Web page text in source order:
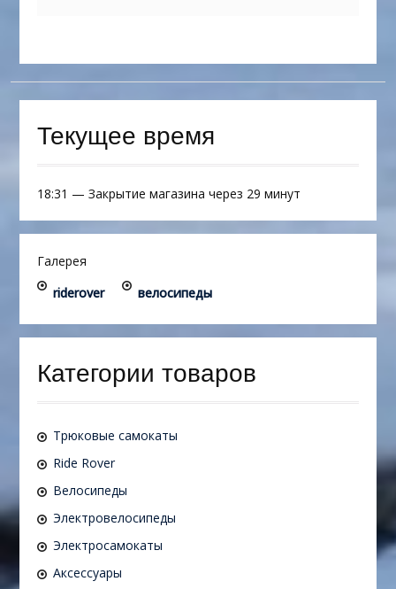
Текущее время
18:31 — Закрытие магазина через 29 минут
Галерея
riderover
велосипеды
Категории товаров
Трюковые самокаты
Ride Rover
Велосипеды
Электровелосипеды
Электросамокаты
Аксессуары